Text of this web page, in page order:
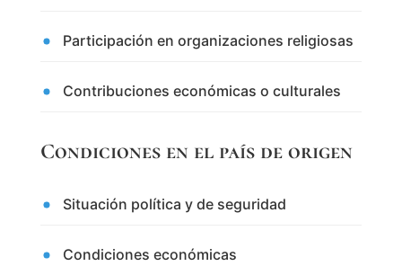
Participación en organizaciones religiosas
Contribuciones económicas o culturales
Condiciones en el país de origen
Situación política y de seguridad
Condiciones económicas